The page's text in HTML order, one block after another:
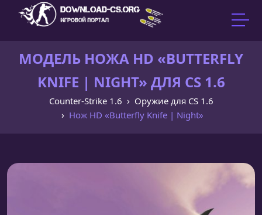
МОДЕЛЬ НОЖА HD «BUTTERFLY
KNIFE | NIGHT» ДЛЯ CS 1.6
Counter-Strike 1.6
Оружие для CS 1.6
Нож HD «Butterfly Knife | Night»